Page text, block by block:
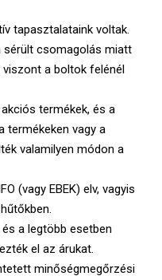
tapasztalataink voltak.
sérült csomagolás miatt
a boltok felénél
termékek, és a
termékeken vagy a
valamilyen módon a
(vagy EBEK) elv, vagyis
a legtöbb esetben
el az árukat.
minőségmegőrzési